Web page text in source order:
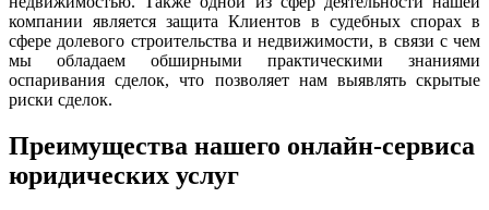
компании является защита Клиентов в судебных спорах в
сфере долевого строительства и недвижимости, в связи с чем
мы обладаем обширными практическими знаниями
оспаривания сделок, что позволяет нам выявлять скрытые
риски сделок.
Преимущества нашего онлайн-сервиса
юридических услуг